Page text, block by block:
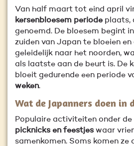
Van half maart tot eind april
kersenbloesem periode plaats,
genoemd. De bloesem begint
zuiden van Japan te bloeien
geleidelijk naar het noorden,
als laatste aan de beurt is. De
bloeit gedurende een periode
weken.
Wat de Japanners doen in
Populaire activiteiten onder de
picknicks en feestjes waar
samenkomen. Soms komen ze